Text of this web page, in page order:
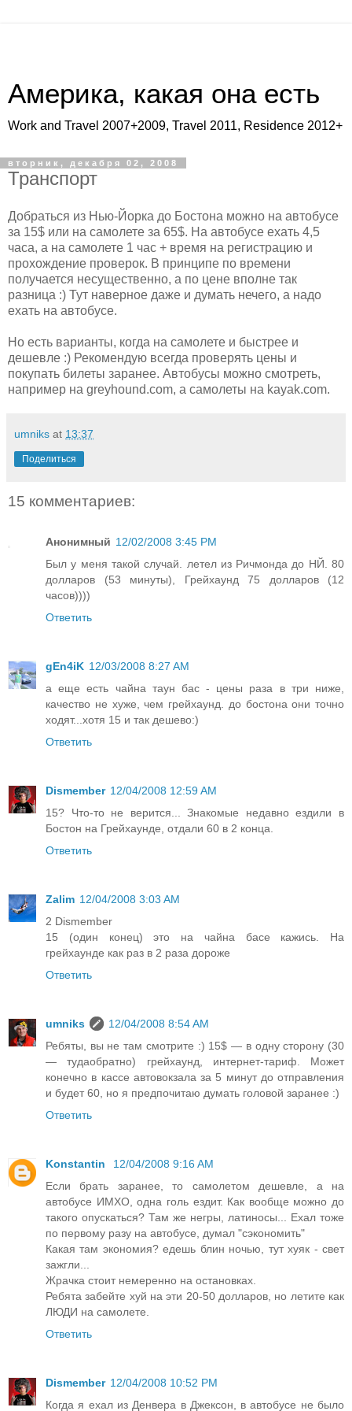
Америка, какая она есть
Work and Travel 2007+2009, Travel 2011, Residence 2012+
вторник, декабря 02, 2008
Транспорт
Добраться из Нью-Йорка до Бостона можно на автобусе
за 15$ или на самолете за 65$. На автобусе ехать 4,5
часа, а на самолете 1 час + время на регистрацию и
прохождение проверок. В принципе по времени
получается несущественно, а по цене вполне так
разница :) Тут наверное даже и думать нечего, а надо
ехать на автобусе.
Но есть варианты, когда на самолете и быстрее и
дешевле :) Рекомендую всегда проверять цены и
покупать билеты заранее. Автобусы можно смотреть,
например на greyhound.com, а самолеты на kayak.com.
umniks at 13:37
Поделиться
15 комментариев:
Анонимный 12/02/2008 3:45 PM
Был у меня такой случай. летел из Ричмонда до НЙ. 80
долларов (53 минуты), Грейхаунд 75 долларов (12
часов))))
Ответить
gEn4iK 12/03/2008 8:27 AM
а еще есть чайна таун бас - цены раза в три ниже,
качество не хуже, чем грейхаунд. до бостона они точно
ходят...хотя 15 и так дешево:)
Ответить
Dismember 12/04/2008 12:59 AM
15? Что-то не верится... Знакомые недавно ездили в
Бостон на Грейхаунде, отдали 60 в 2 конца.
Ответить
Zalim 12/04/2008 3:03 AM
2 Dismember
15 (один конец) это на чайна басе кажись. На
грейхаунде как раз в 2 раза дороже
Ответить
umniks
12/04/2008 8:54 AM
Ребяты, вы не там смотрите :) 15$ — в одну сторону (30
— тудаобратно) грейхаунд, интернет-тариф. Может
конечно в кассе автовокзала за 5 минут до отправления
и будет 60, но я предпочитаю думать головой заранее :)
Ответить
Konstantin
12/04/2008 9:16 AM
Если брать заранее, то самолетом дешевле, а на
автобусе ИМХО, одна голь ездит. Как вообще можно до
такого опускаться? Там же негры, латиносы... Ехал тоже
по первому разу на автобусе, думал "сэкономить"
Какая там экономия? едешь блин ночью, тут хуяк - свет
зажгли...
Жрачка стоит немеренно на остановках.
Ребята забейте хуй на эти 20-50 долларов, но летите как
ЛЮДИ на самолете.
Ответить
Dismember 12/04/2008 10:52 PM
Когда я ехал из Денвера в Джексон, в автобусе не было